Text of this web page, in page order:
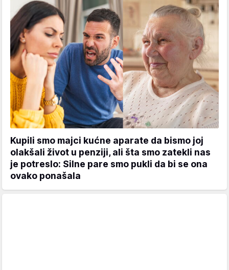
Kupili smo majci kućne aparate da bismo joj
olakšali život u penziji, ali šta smo zatekli nas
je potreslo: Silne pare smo pukli da bi se ona
ovako ponašala